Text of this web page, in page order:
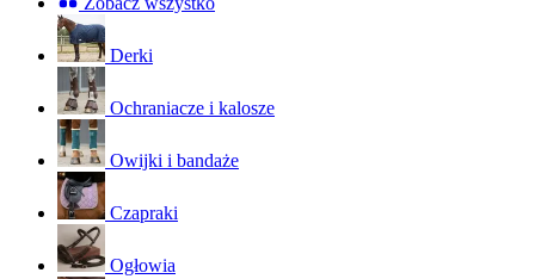
Derki
Ochraniacze i kalosze
Owijki i bandaże
Czapraki
Ogłowia